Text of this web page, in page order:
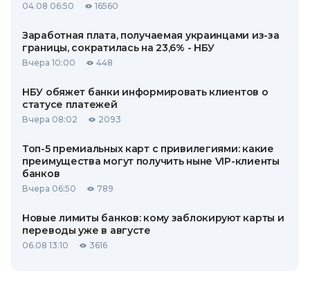
04.08 06:50 16560
Заработная плата, получаемая украинцами из-за
границы, сократилась на 23,6% - НБУ
Вчера 10:00 448
НБУ обяжет банки информировать клиентов о
статусе платежей
Вчера 08:02 2093
Топ-5 премиальных карт с привилегиями: какие
преимущества могут получить ныне VIP-клиенты
банков
Вчера 06:50 789
Новые лимиты банков: кому заблокируют карты и
переводы уже в августе
06.08 13:10 3616